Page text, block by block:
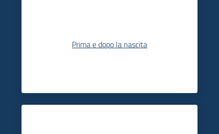
Prima e dopo la nascita